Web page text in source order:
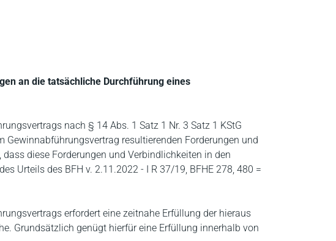
an die tatsächliche Durchführung eines
nach § 14 Abs. 1 Satz 1 Nr. 3 Satz 1 KStG
resultierenden Forderungen und
diese Forderungen und Verbindlichkeiten in den
Urteils des BFH v. 2.11.2022 - I R 37/19, BFHE 278, 480 =
erfordert eine zeitnahe Erfüllung der hieraus
Grundsätzlich genügt hierfür eine Erfüllung innerhalb von